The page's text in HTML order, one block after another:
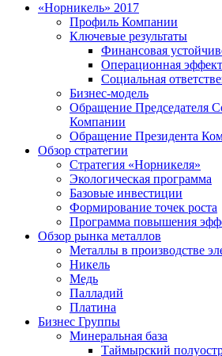
«Норникель» 2017
Профиль Компании
Ключевые результаты
Финансовая
Операционная
Социальная
Бизнес-модель
Обращение Председателя
Компании
Обращение Президента
Обзор стратегии
Стратегия «Норникеля»
Экологическая программа
Базовые инвестиции
Формирование точек роста
Программа повышения
Обзор рынка металлов
Металлы в производстве
Никель
Медь
Палладий
Платина
Бизнес Группы
Минеральная база
Таймырский